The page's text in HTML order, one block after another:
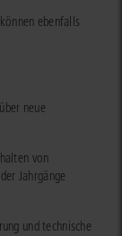
ebenfalls
neue
von
Jahrgänge
und technische